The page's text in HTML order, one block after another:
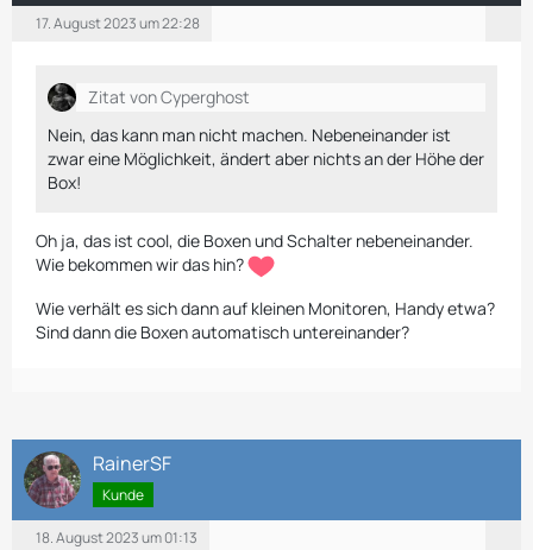
17. August 2023 um 22:28
Zitat von Cyperghost
Nein, das kann man nicht machen. Nebeneinander ist
zwar eine Möglichkeit, ändert aber nichts an der Höhe der
Box!
Oh ja, das ist cool, die Boxen und Schalter nebeneinander.
Wie bekommen wir das hin?
Wie verhält es sich dann auf kleinen Monitoren, Handy etwa?
Sind dann die Boxen automatisch untereinander?
RainerSF
Kunde
18. August 2023 um 01:13